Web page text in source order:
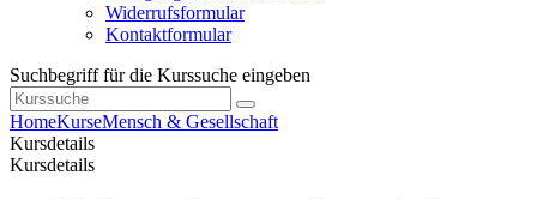
Widerrufsformular
Kontaktformular
Suchbegriff für die Kurssuche eingeben
HomeKurseMensch & Gesellschaft
Kursdetails
Kursdetails